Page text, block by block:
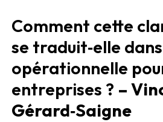
Comment cette
se traduit‑elle
opérationnelle
entreprises ? –
Gérard‑Saigne